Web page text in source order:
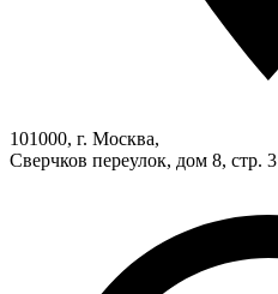
101000, г. Москва,
Сверчков переулок, дом 8, стр. 3